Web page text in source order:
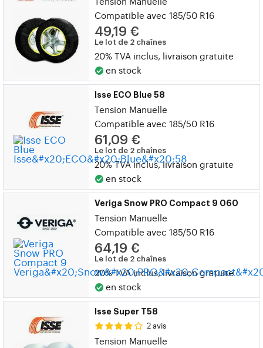
Compatible avec 185/50 R16
49,19 €
Le lot de 2 chaînes
20% TVA inclus, livraison gratuite
en stock
Isse ECO Blue 58
Tension Manuelle
Compatible avec 185/50 R16
61,09 €
Le lot de 2 chaînes
20% TVA inclus, livraison gratuite
en stock
Veriga Snow PRO Compact 9 060
Tension Manuelle
Compatible avec 185/50 R16
64,19 €
Le lot de 2 chaînes
20% TVA inclus, livraison gratuite
en stock
Isse Super T58
2 avis
Tension Manuelle